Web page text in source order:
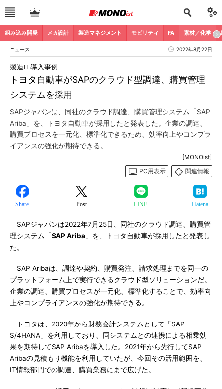
組み込み開発 メカ設計 製造マネジメント モビリティ FA 素材／化学
ニュース 2022年8月22日
トヨタ自動車がSAPのクラウド型調達、購買管理
システムを採用
製造IT導入事例
SAPジャパンは、同社のクラウド調達、購買管理システム「SAP
Ariba」を、トヨタ自動車が採用したと発表した。企業の調達、
購買プロセスを一元化、標準化できるため、効率向上やコンプラ
イアンスの強化が期待できる。
[MONOist]
PC用表示
関連情報
Share Post LINE Hatena
SAPジャパンは2022年7月25日、同社のクラウド調達、購買管
理システム「SAP Ariba 」を、トヨタ自動車が採用したと発表し
た。
SAP Aribaは、調達や契約、購買発注、請求処理までを同一の
プラットフォーム上で実行できるクラウド型ソリューションだ。
企業の調達、購買プロセスが一元化、標準化することで、効率向
上やコンプライアンスの強化が期待できる。
トヨタは、2020年から財務会計システムとして「SAP
S/4HANA」を利用しており、同システムとの連携による相乗効
果を期待してSAP Aribaを導入した。2021年から先行してSAP
Aribaの見積もり機能を利用していたが、今回その活用範囲を、
IT情報部門での調達、購買業務にまで広げた。